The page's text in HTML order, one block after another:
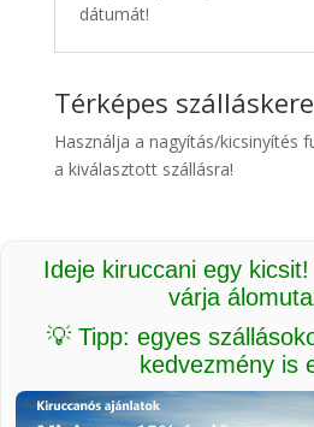
dátumát!
Térképes
Használja a nagyítás/kicsinyítés
a kiválasztott szállásra!
Ideje kiruccani egy
várja
💡 Tipp: egyes
kedvezmény is